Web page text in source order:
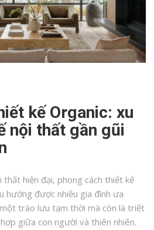
kế Organic: xu
nội thất gần gũi
hiện đại, phong cách thiết kế
hướng được nhiều gia đình ưa
trào lưu tạm thời mà còn là triết
giữa con người và thiên nhiên.